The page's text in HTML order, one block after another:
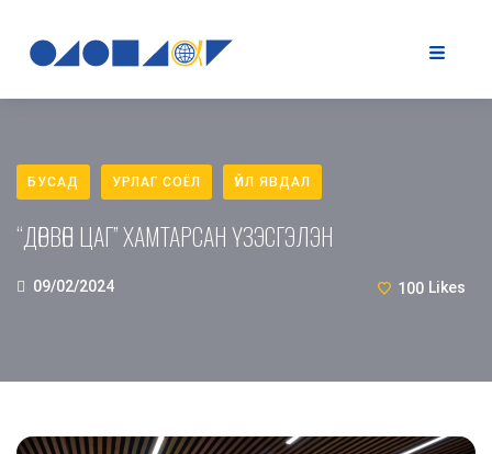
БУСАД УРЛАГ СОЁЛ ҮЙЛ ЯВДАЛ
“ДӨРВӨН ЦАГ” ХАМТАРСАН ҮЗЭСГЭЛЭН
09/02/2024 100 Likes